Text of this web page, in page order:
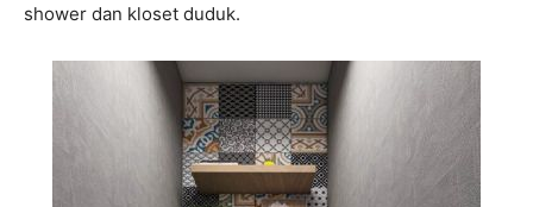
shower dan kloset duduk.